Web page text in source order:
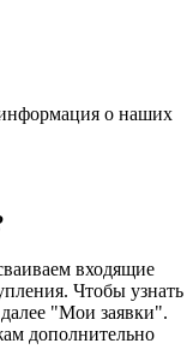
информация о наших
входящие
Чтобы узнать
"Мои заявки".
дополнительно